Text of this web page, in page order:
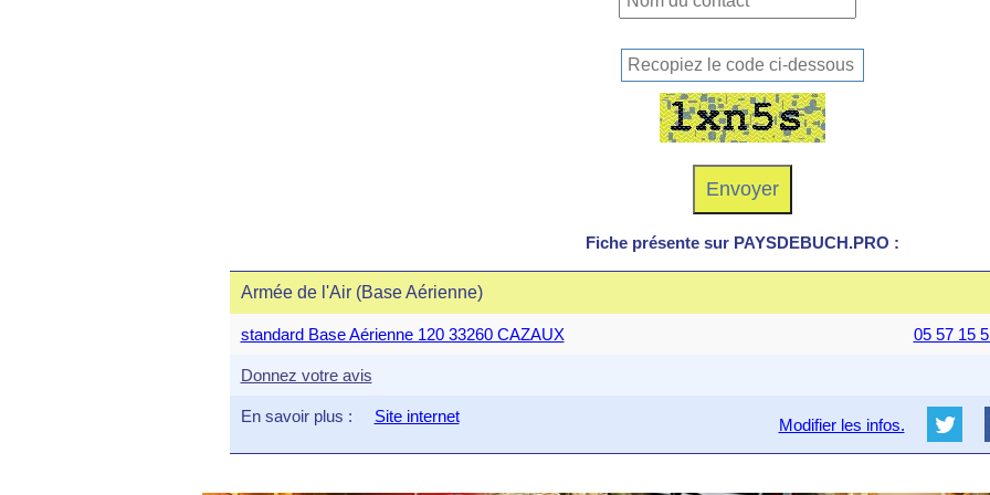
Fiche présente sur PAYSDEBUCH.PRO :
Armée de l'Air (Base Aérienne)
standard Base Aérienne 120 33260 CAZAUX 05 57 15
Donnez votre avis
En savoir plus : Site internet Modifier les infos.